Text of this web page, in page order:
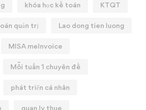
khóa học kế toán KTQT
quản trị Lao dong tien luong
MISA meInvoice
Mỗi tuần 1 chuyên đề
phát triển cá nhân
quan ly thue